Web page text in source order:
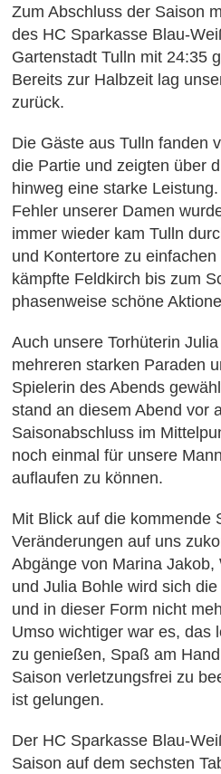
Zum Abschluss der Saison
des HC Sparkasse Blau-
Gartenstadt Tulln mit 24:35
Bereits zur Halbzeit lag
zurück.
Die Gäste aus Tulln fanden
die Partie und zeigten über
hinweg eine starke
Fehler unserer Damen
immer wieder kam Tulln
und Kontertore zu
kämpfte Feldkirch bis zum
phasenweise schöne
Auch unsere Torhüterin
mehreren starken Paraden
Spielerin des Abends
stand an diesem Abend vor
Saisonabschluss im
noch einmal für unsere
auflaufen zu können.
Mit Blick auf die kommende
Veränderungen auf uns
Abgänge von Marina
und Julia Bohle wird sich
und in dieser Form nicht
Umso wichtiger war es, das
zu genießen, Spaß am
Saison verletzungsfrei zu
ist gelungen.
Der HC Sparkasse Blau-
Saison auf dem sechsten